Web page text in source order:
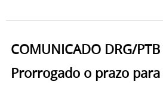
COMUNICADO DRG/
Prorrogado o prazo